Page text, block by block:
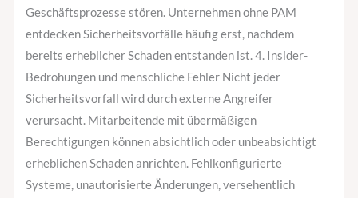
Geschäftsprozesse stören. Unternehmen ohne PAM
entdecken Sicherheitsvorfälle häufig erst, nachdem
bereits erheblicher Schaden entstanden ist. 4. Insider-
Bedrohungen und menschliche Fehler Nicht jeder
Sicherheitsvorfall wird durch externe Angreifer
verursacht. Mitarbeitende mit übermäßigen
Berechtigungen können absichtlich oder unbeabsichtigt
erheblichen Schaden anrichten. Fehlkonfigurierte
Systeme, unautorisierte Änderungen, versehentlich